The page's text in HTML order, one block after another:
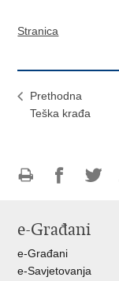
Stranica
Prethodna
Teška krađa
FacebookuTwitteru
e-Građani
e-Građani
e-Savjetovanja